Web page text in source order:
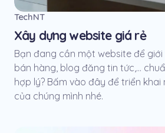
TechNT
Xây dựng website giá rẻ
Bạn đang cần một website để
bán hàng, blog đăng tin tức,...
hợp lý? Bấm vào đây để triển khai
của chúng mình nhé.